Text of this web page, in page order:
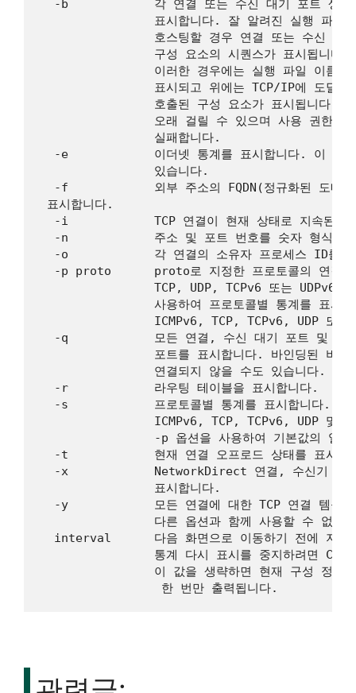
-b            각 연결 또는 수신 대기 포트 생성
표시합니다. 잘 알려진 실행 파일
호스팅할 경우 연결 또는 수신 대
                구성 요소의 시퀀스가 표시됩니다.
이러한 경우에는 실행 파일 이름이
표시되고 위에는 TCP/IP에 도달할
호출된 구성 요소가 표시됩니다.
오래 걸릴 수 있으며 사용 권한이
                실패합니다.
-e            이더넷 통계를 표시합니다. 이 옵
                있습니다.
-f            외부 주소의 FQDN(정규화된 도메인
표시합니다.
-i            TCP 연결이 현재 상태로 지속된 시
-n            주소 및 포트 번호를 숫자 형식으
-o            각 연결의 소유자 프로세스 ID를
-p proto      proto로 지정한 프로토콜의 연결
TCP, UDP, TCPv6 또는 UDPv6 중
사용하여 프로토콜별 통계를 표
ICMPv6, TCP, TCPv6, UDP 또는
-q            모든 연결, 수신 대기 포트 및 바
포트를 표시합니다. 바인딩된 비수
                연결되지 않을 수도 있습니다.
  -r            라우팅 테이블을 표시합니다.
-s            프로토콜별 통계를 표시합니다.
ICMPv6, TCP, TCPv6, UDP 및
-p 옵션을 사용하여 기본값의 일부
-t            현재 연결 오프로드 상태를 표시합
-x            NetworkDirect 연결, 수신기 및
                표시합니다.
-y            모든 연결에 대한 TCP 연결 템플릿
다른 옵션과 함께 사용할 수 없습
interval      다음 화면으로 이동하기 전에 지정
통계 다시 표시를 중지하려면
                이 값을 생략하면 현재 구성 정보가
                 한 번만 출력됩니다.